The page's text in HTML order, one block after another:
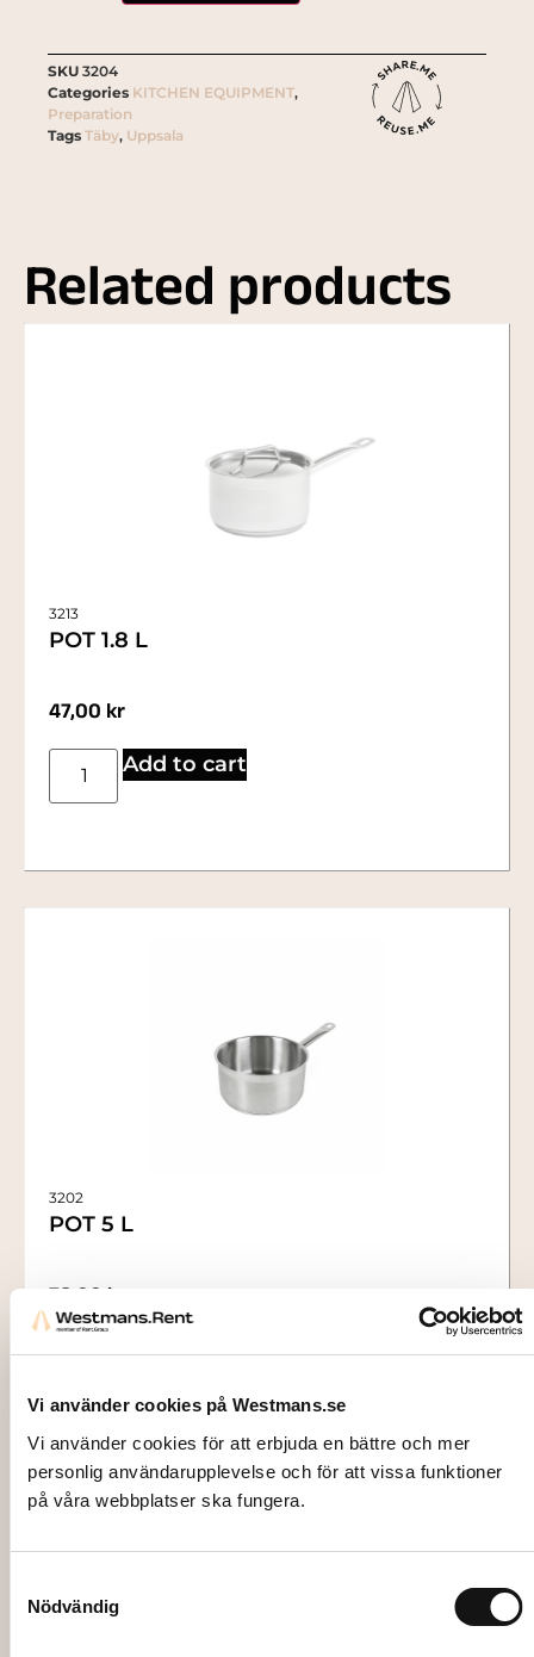
Vi använder cookies på Westmans.se
Vi använder cookies för att erbjuda en bättre och mer
personlig användarupplevelse och för att vissa funktioner
på våra webbplatser ska fungera.
Nödvändig
SKU 3204
Categories KITCHEN EQUIPMENT,
Preparation
Tags Täby, Uppsala
Related products
3213
POT 1.8 L
47,00 kr
Add to cart
3202
POT 5 L
78,00 kr